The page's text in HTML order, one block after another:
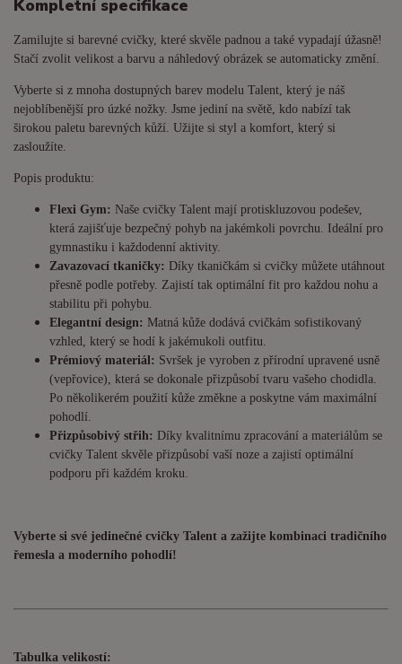
Kompletní specifikace
Zamilujte si barevné cvičky, které skvěle padnou a také vypadají úžasně!
Stačí zvolit velikost a barvu a náhledový obrázek se automaticky změní.
Vyberte si z mnoha dostupných barev modelu Talent, který je náš
nejoblíbenější pro úzké nožky. Jsme jediní na světě, kdo nabízí tak
širokou paletu barevných kůží. Užijte si styl a komfort, který si
zasloužíte.
Popis produktu:
Flexi Gym: Naše cvičky Talent mají protiskluzovou podešev,
která zajišťuje bezpečný pohyb na jakémkoli povrchu. Ideální pro
gymnastiku i každodenní aktivity.
Zavazovací tkaničky: Díky tkaničkám si cvičky můžete utáhnout
přesně podle potřeby. Zajistí tak optimální fit pro každou nohu a
stabilitu při pohybu.
Elegantní design: Matná kůže dodává cvičkám sofistikovaný
vzhled, který se hodí k jakémukoli outfitu.
Prémiový materiál: Svršek je vyroben z přírodní upravené usně
(vepřovice), která se dokonale přizpůsobí tvaru vašeho chodidla.
Po několikerém použití kůže změkne a poskytne vám maximální
pohodlí.
Přizpůsobivý střih: Díky kvalitnímu zpracování a materiálům se
cvičky Talent skvěle přizpůsobí vaší noze a zajistí optimální
podporu při každém kroku.
Vyberte si své jedinečné cvičky Talent a zažijte kombinaci tradičního
řemesla a moderního pohodlí!
Tabulka velikostí: